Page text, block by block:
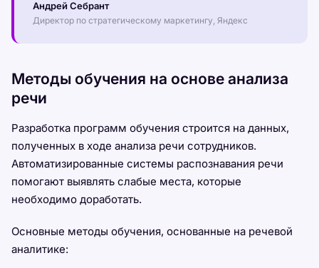
Андрей Себрант
Директор по стратегическому маркетингу, Яндекс
Методы обучения на основе анализа
речи
Разработка программ обучения строится на данных,
полученных в ходе анализа речи сотрудников.
Автоматизированные системы распознавания речи
помогают выявлять слабые места, которые
необходимо доработать.
Основные методы обучения, основанные на речевой
аналитике: